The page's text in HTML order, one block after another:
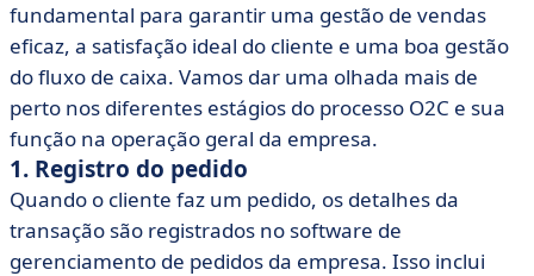
fundamental para garantir uma gestão de vendas
eficaz, a satisfação ideal do cliente e uma boa gestão
do fluxo de caixa. Vamos dar uma olhada mais de
perto nos diferentes estágios do processo O2C e sua
função na operação geral da empresa.
1. Registro do pedido
Quando o cliente faz um pedido, os detalhes da
transação são registrados no software de
gerenciamento de pedidos da empresa. Isso inclui